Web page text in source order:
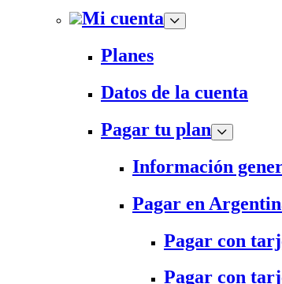
Mi cuenta
Planes
Datos de la cuenta
Pagar tu plan
Información
Pagar en
Pagar con
Pagar con